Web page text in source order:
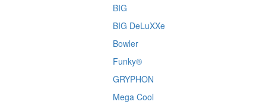
BIG
BIG DeLuXXe
Bowler
Funky®
GRYPHON
Mega Cool